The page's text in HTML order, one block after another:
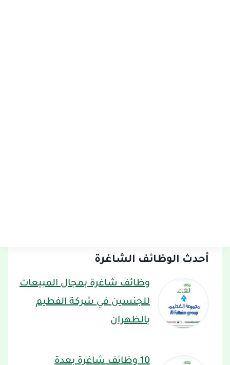
أحدث الوظائف الشاغرة
وظائف شاغرة بمجال المبيعات
للجنسين في شركة الفطيم
بالظهران
10 وظائف شاغرة بعدة